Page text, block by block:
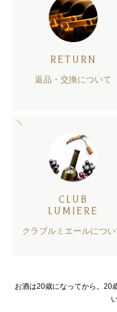
RETURN
返品・交換について
CLUB
LUMIERE
クラブルミエールについ
お酒は20歳になってから。20